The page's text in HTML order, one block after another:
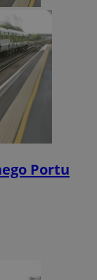
Portu